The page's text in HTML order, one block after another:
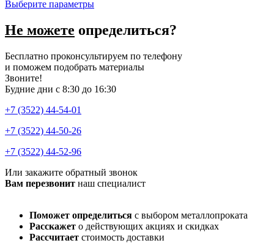
Выберите параметры
Не можете определиться?
Бесплатно проконсультируем по телефону
и поможем подобрать материалы
Звоните!
Будние дни с 8:30 до 16:30
+7 (3522) 44-54-01
+7 (3522) 44-50-26
+7 (3522) 44-52-96
Или закажите обратный звонок
Вам перезвонит наш специалист
Поможет определиться с выбором металлопроката
Расскажет о действующих акциях и скидках
Рассчитает стоимость доставки